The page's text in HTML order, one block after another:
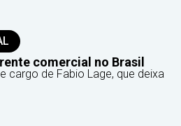
comercial no Brasil
cargo de Fabio Lage, que deixa